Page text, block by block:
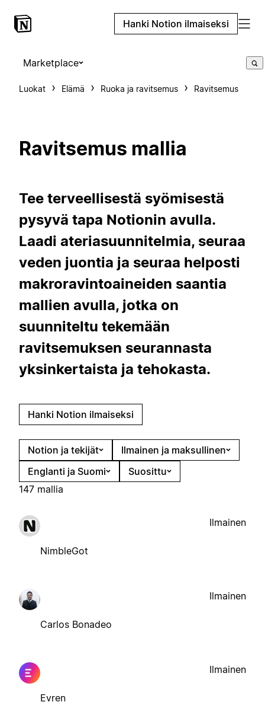
Hanki Notion ilmaiseksi
Marketplace
Luokat Elämä Ruoka ja ravitsemus Ravitsemus
Ravitsemus mallia
Tee terveellisestä syömisestä
pysyvä tapa Notionin avulla.
Laadi ateriasuunnitelmia, seuraa
veden juontia ja seuraa helposti
makroravintoaineiden saantia
mallien avulla, jotka on
suunniteltu tekemään
ravitsemuksen seurannasta
yksinkertaista ja tehokasta.
Hanki Notion ilmaiseksi
Notion ja tekijät
Ilmainen ja maksullinen
Englanti ja Suomi
Suosittu
147 mallia
NimbleGot
Ilmainen
Carlos Bonadeo
Ilmainen
Evren
Ilmainen